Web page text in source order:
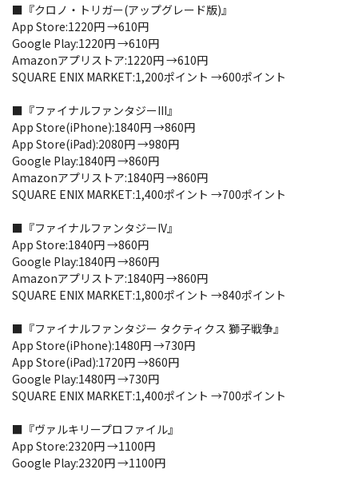
■『クロノ・トリガー(アップグレード版)』
App Store:1220円 →610円
Google Play:1220円 →610円
Amazonアプリストア:1220円 →610円
SQUARE ENIX MARKET:1,200ポイント →600ポイント
■『ファイナルファンタジーIII』
App Store(iPhone):1840円 →860円
App Store(iPad):2080円 →980円
Google Play:1840円 →860円
Amazonアプリストア:1840円 →860円
SQUARE ENIX MARKET:1,400ポイント →700ポイント
■『ファイナルファンタジーIV』
App Store:1840円 →860円
Google Play:1840円 →860円
Amazonアプリストア:1840円 →860円
SQUARE ENIX MARKET:1,800ポイント →840ポイント
■『ファイナルファンタジー タクティクス 獅子戦争』
App Store(iPhone):1480円 →730円
App Store(iPad):1720円 →860円
Google Play:1480円 →730円
SQUARE ENIX MARKET:1,400ポイント →700ポイント
■『ヴァルキリープロファイル』
App Store:2320円 →1100円
Google Play:2320円 →1100円